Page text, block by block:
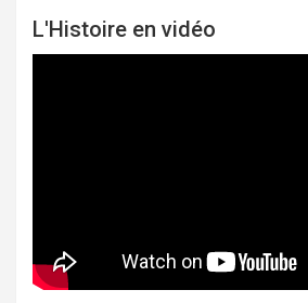
L'Histoire en vidéo